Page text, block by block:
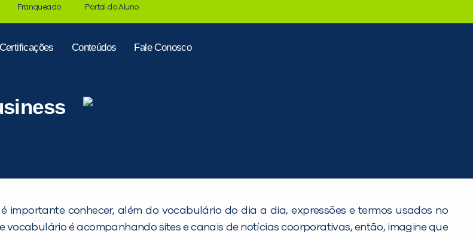
Franqueado Portal do Aluno
Conteúdos Fale Conosco
conhecer, além do vocabulário do dia a dia, expressões e termos usados no
vocabulário é acompanhando sites e canais de notícias coorporativas, então, imagine que